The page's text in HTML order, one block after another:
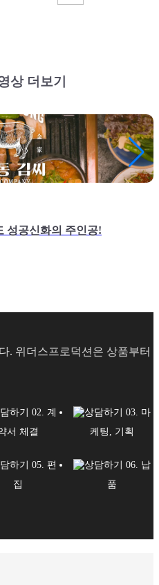
상 더보기
성공신화의 주인공!
. 위더스프로덕션은 상품부터
02. 계
서 체결
03. 마
케팅, 기획
05. 편
집
06. 납
품